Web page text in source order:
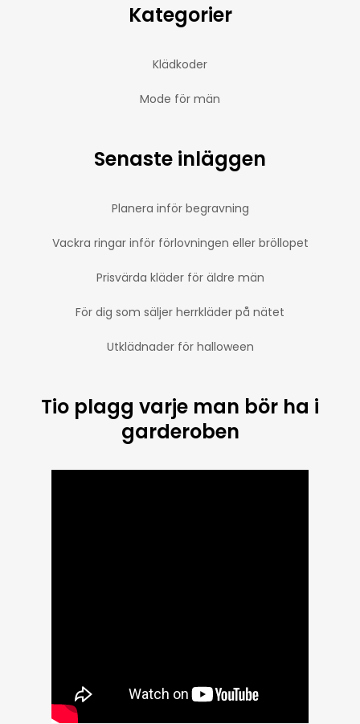
Kategorier
Klädkoder
Mode för män
Senaste inläggen
Planera inför begravning
Vackra ringar inför förlovningen eller bröllopet
Prisvärda kläder för äldre män
För dig som säljer herrkläder på nätet
Utklädnader för halloween
Tio plagg varje man bör ha i
garderoben